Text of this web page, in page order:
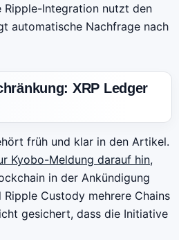
Ripple-Integration nutzt den
automatische Nachfrage nach
XRP Ledger
früh und klar in den Artikel.
Kyobo-Meldung darauf hin,
in der Ankündigung
Custody mehrere Chains
gesichert, dass die Initiative